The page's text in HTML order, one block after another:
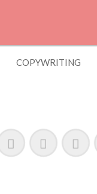
COPYWRITING